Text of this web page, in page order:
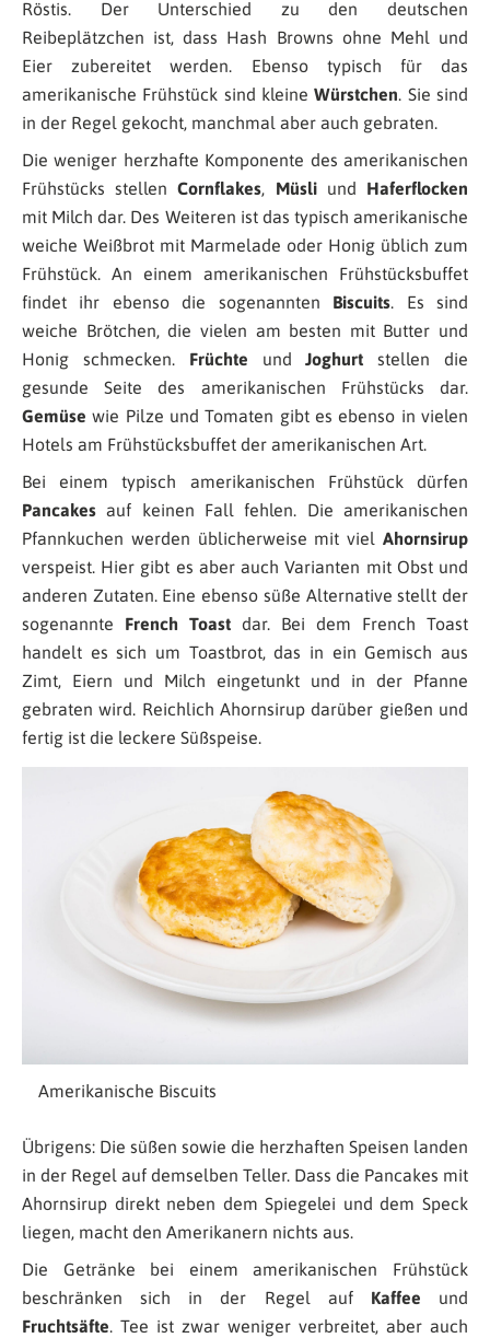
Röstis. Der Unterschied zu den deutschen
Reibeplätzchen ist, dass Hash Browns ohne Mehl und
Eier zubereitet werden. Ebenso typisch für das
amerikanische Frühstück sind kleineWürstchen. Sie sind
in der Regel gekocht, manchmal aber auch gebraten.
Die weniger herzhafte Komponente des amerikanischen
Frühstücks stellenCornflakes, Müsliund Haferflocken
mit Milch dar. Des Weiteren ist das typisch amerikanische
weiche Weißbrot mit Marmelade oder Honig üblich zum
Frühstück. An einem amerikanischen Frühstücksbuffet
findet ihr ebenso die sogenannten Biscuits. Es sind
weiche Brötchen, die vielen am besten mit Butter und
Honig schmecken. Früchte undJoghurt stellen die
gesunde Seite des amerikanischen Frühstücks dar.
Gemüse wie Pilze und Tomaten gibt es ebenso in vielen
Hotels am Frühstücksbuffet der amerikanischen Art.
Bei einem typisch amerikanischen Frühstück dürfen
Pancakes auf keinen Fall fehlen. Die amerikanischen
Pfannkuchen werden üblicherweise mit viel Ahornsirup
verspeist. Hier gibt es aber auch Varianten mit Obst und
anderen Zutaten. Eine ebenso süße Alternative stellt der
sogenannte French Toast dar. Bei dem French Toast
handelt es sich um Toastbrot, das in ein Gemisch aus
Zimt, Eiern und Milch eingetunkt und in der Pfanne
gebraten wird. Reichlich Ahornsirup darüber gießen und
fertig ist die leckere Süßspeise.
Amerikanische Biscuits
Übrigens: Die süßen sowie die herzhaften Speisen landen
in der Regel auf demselben Teller. Dass die Pancakes mit
Ahornsirup direkt neben dem Spiegelei und dem Speck
liegen, macht den Amerikanern nichts aus.
Die Getränke bei einem amerikanischen Frühstück
beschränken sich in der Regel auf Kaffee und
Fruchtsäfte. Tee ist zwar weniger verbreitet, aber auch